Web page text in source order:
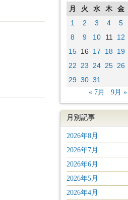
月 火 水 木 金
1
2 3 4 5
8
9 10 11 12
15 16 17 18 19
22
23 24 25 26
29 30 31
« 7月 9月 »
月別記事
2026年8月
2026年7月
2026年6月
2026年5月
2026年4月